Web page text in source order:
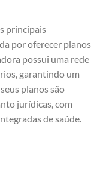
principais
por oferecer planos
possui uma rede
garantindo um
planos são
jurídicas, com
de saúde.